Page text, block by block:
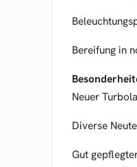
Bereifung in
Neuer
Diverse
Gut